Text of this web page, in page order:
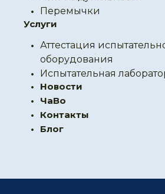
Перемычки
Услуги
Аттестация
оборудования
Испытательная
Новости
ЧаВо
Контакты
Блог